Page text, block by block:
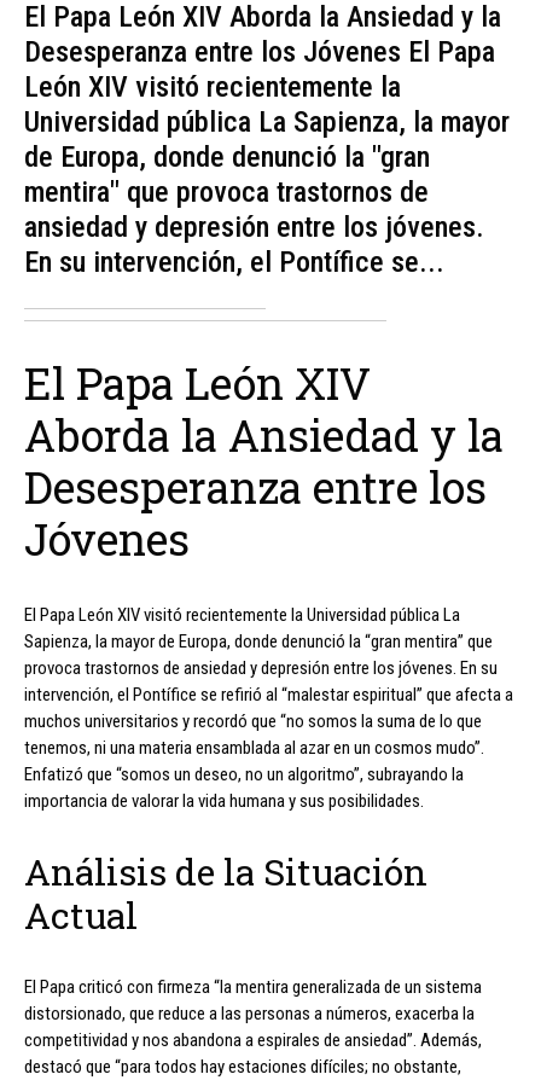
El Papa León XIV Aborda la Ansiedad y la
Desesperanza entre los Jóvenes El Papa
León XIV visitó recientemente la
Universidad pública La Sapienza, la mayor
de Europa, donde denunció la "gran
mentira" que provoca trastornos de
ansiedad y depresión entre los jóvenes.
En su intervención, el Pontífice se...
El Papa León XIV
Aborda la Ansiedad y la
Desesperanza entre los
Jóvenes
El Papa León XIV visitó recientemente la Universidad pública La
Sapienza, la mayor de Europa, donde denunció la “gran mentira” que
provoca trastornos de ansiedad y depresión entre los jóvenes. En su
intervención, el Pontífice se refirió al “malestar espiritual” que afecta a
muchos universitarios y recordó que “no somos la suma de lo que
tenemos, ni una materia ensamblada al azar en un cosmos mudo”.
Enfatizó que “somos un deseo, no un algoritmo”, subrayando la
importancia de valorar la vida humana y sus posibilidades.
Análisis de la Situación
Actual
El Papa criticó con firmeza “la mentira generalizada de un sistema
distorsionado, que reduce a las personas a números, exacerba la
competitividad y nos abandona a espirales de ansiedad”. Además,
destacó que “para todos hay estaciones difíciles; no obstante,